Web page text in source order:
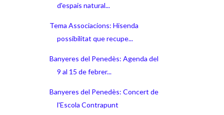
d'espais natural...
Tema Associacions: Hisenda
possibilitat que recupe...
Banyeres del Penedès: Agenda del
9 al 15 de febrer...
Banyeres del Penedès: Concert de
l'Escola Contrapunt